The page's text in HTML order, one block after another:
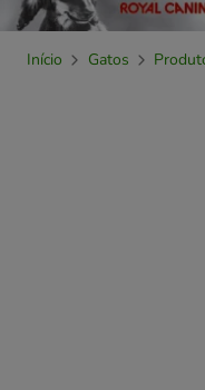
Início Gatos